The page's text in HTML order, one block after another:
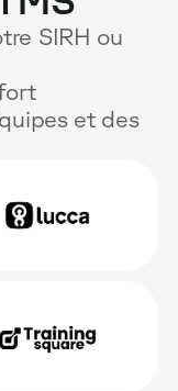
SIRH ou
et des